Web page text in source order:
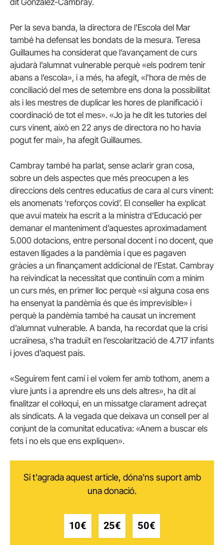
Per la seva banda, la directora de l’Escola del Mar
també ha defensat les bondats de la mesura. Teresa
Guillaumes ha considerat que l’avançament de curs
ajudarà l’alumnat vulnerable perquè «els podrem tenir
abans a l’escola», i a més, ha afegit, «l’hora de més de
conciliació del mes de setembre ens dona la possibilitat
als i les mestres de duplicar les hores de planificació i
coordinació de tot el mes». «Jo ja he dit les tutories del
curs vinent, això en 22 anys de directora no ho havia
pogut fer mai», ha afegit Guillaumes.
Cambray també ha parlat, sense aclarir gran cosa,
sobre un dels aspectes que més preocupen a les
direccions dels centres educatius de cara al curs vinent:
els anomenats ‘reforços covid’. El conseller ha explicat
que avui mateix ha escrit a la ministra d’Educació per
demanar el manteniment d’aquestes aproximadament
5.000 dotacions, entre personal docent i no docent, que
estaven lligades a la pandèmia i que es pagaven
gràcies a un finançament addicional de l’Estat. Cambray
ha reivindicat la necessitat que continuïn com a mínim
un curs més, en primer lloc perquè «si alguna cosa ens
ha ensenyat la pandèmia és que és imprevisible» i
perquè la pandèmia també ha causat un increment
d’alumnat vulnerable. A banda, ha recordat que la crisi
ucraïnesa, s’ha traduït en l’escolarització de 4.717 infants
i joves d’aquest país.
«Seguirem fent camí i el volem fer amb tothom, anem a
viure junts i a aprendre els uns dels altres», ha dit al
finalitzar el col·loqui, en un missatge clarament adreçat
als sindicats. A la vegada que deixava un consell per al
conjunt de la comunitat educativa: «Anem a buscar els
fets i no els que ens expliquen».
Si t'agrada aquest article, dóna'ns suport amb
una donació.
10€ 25€ 50€